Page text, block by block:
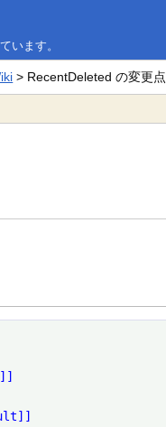
います。
> RecentDeleted の変更点